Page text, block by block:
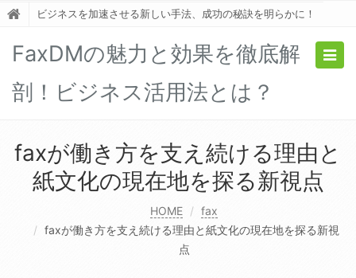
ビジネスを加速させる新しい手法、成功の秘訣を明らかに！
FaxDMの魅力と効果を徹底解
剖！ビジネス活用法とは？
faxが働き方を支え続ける理由と
紙文化の現在地を探る新視点
HOME
fax
faxが働き方を支え続ける理由と紙文化の現在地を探る新視
点